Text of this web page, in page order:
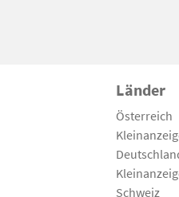
Länder
Österreich
Schweiz